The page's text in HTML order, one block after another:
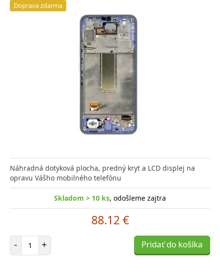
Doprava zdarma
Náhradná dotyková plocha, predný kryt a LCD displej na
opravu Vášho mobilného telefónu
Skladom > 10 ks, odošleme zajtra
88.12 €
- Počet položiek
+ Pridať do košíka